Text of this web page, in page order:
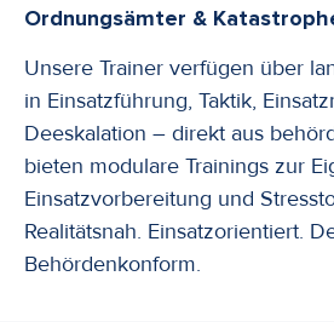
Ordnungsämter &
Unsere Trainer verfügen über
in Einsatzführung, Taktik,
Deeskalation – direkt aus
bieten modulare Trainings zur
Einsatzvorbereitung und
Realitätsnah. Einsatzorientiert.
Behördenkonform.